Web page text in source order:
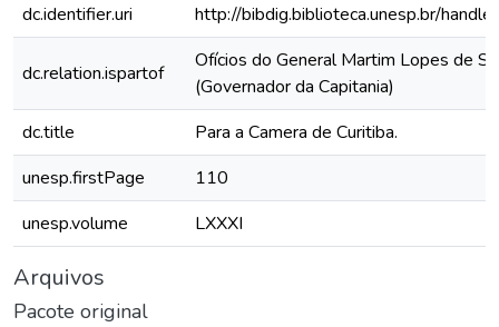
dc.identifier.uri
http://bibdig.biblioteca.unesp.br/
dc.relation.ispartof
Ofícios do General Martim Lopes de
(Governador da Capitania)
dc.title
Para a Camera de Curitiba.
unesp.firstPage
110
unesp.volume
LXXXI
Arquivos
Pacote original